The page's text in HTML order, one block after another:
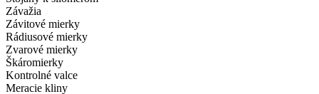
Závažia
Závitové mierky
Rádiusové mierky
Zvarové mierky
Škáromierky
Kontrolné valce
Meracie kliny